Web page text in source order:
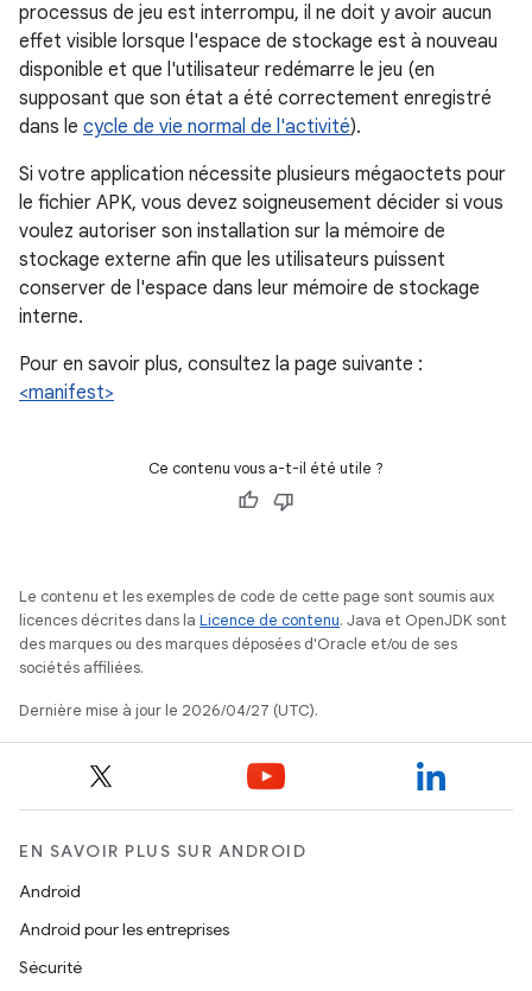
processus de jeu est interrompu, il ne doit y avoir aucun
effet visible lorsque l'espace de stockage est à nouveau
disponible et que l'utilisateur redémarre le jeu (en
supposant que son état a été correctement enregistré
dans le cycle de vie normal de l'activité).
Si votre application nécessite plusieurs mégaoctets pour
le fichier APK, vous devez soigneusement décider si vous
voulez autoriser son installation sur la mémoire de
stockage externe afin que les utilisateurs puissent
conserver de l'espace dans leur mémoire de stockage
interne.
Pour en savoir plus, consultez la page suivante :
<manifest>
Ce contenu vous a-t-il été utile ?
Le contenu et les exemples de code de cette page sont soumis aux
licences décrites dans la Licence de contenu. Java et OpenJDK sont
des marques ou des marques déposées d'Oracle et/ou de ses
sociétés affiliées.
Dernière mise à jour le 2026/04/27 (UTC).
EN SAVOIR PLUS SUR ANDROID
Android
Android pour les entreprises
Sécurité